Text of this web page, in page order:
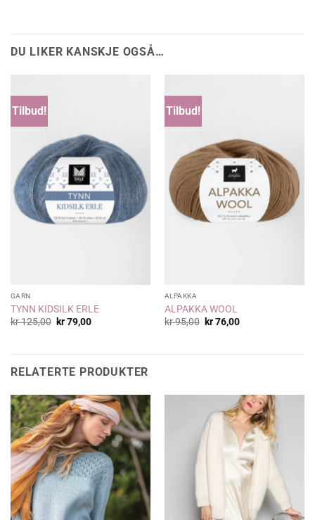
DU LIKER KANSKJE OGSÅ…
Tilbud!
GARN
TYNN KIDSILK ERLE
kr125,00 Opprinnelig
kr79,00Nåværende
Tilbud!
ALPAKKA
ALPAKKA WOOL
kr95,00 Opprinnelig
kr76,00Nåværende
RELATERTE PRODUKTER